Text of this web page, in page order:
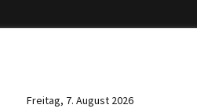
Freitag, 7. August 2026